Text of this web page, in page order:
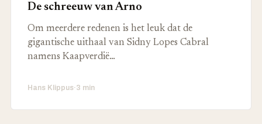
De schreeuw van Arno
Om meerdere redenen is het leuk dat de
gigantische uithaal van Sidny Lopes Cabral
namens Kaapverdië…
Hans Klippus·3 min